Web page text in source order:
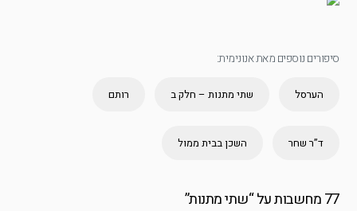
סיפורים נוספים מאת אנונימית:
הערסל שתי מתנות – חלק ב רותם
ד”ר שחר השכן בבית ממול
77 מחשבות על “ שתי מתנות”